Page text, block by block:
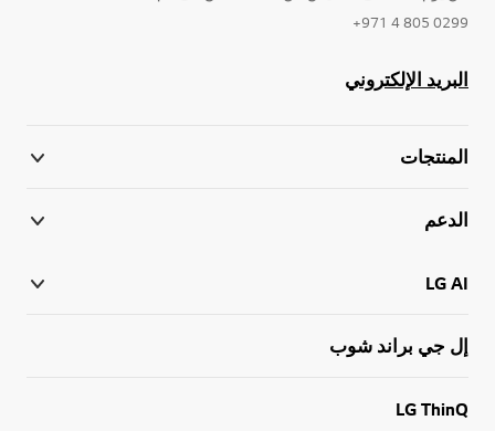
0299 805 4 971+
البريد الإلكتروني
المنتجات
الدعم
LG AI
إل جي براند شوب
LG ThinQ